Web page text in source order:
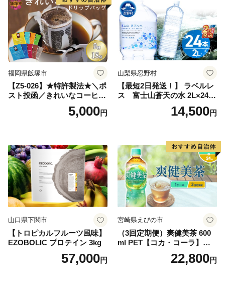
小分け お土産 お取り寄せ グ
ルメ 福岡 九州 福岡県 国産
日本 ふかむし茶 ふかむし 家
庭用 自宅用 ちゃ りょくちゃ
ふかむしちゃ 急須 甘み 川崎
町 送料無料
福岡県飯塚市
【Z5-026】★特許製法★＼ポ
スト投函／きれいなコーヒー
ドリップバッグ9種セット(18
袋)ゆうパケットでお届け！
5,000円
山梨県忍野村
【最短2日発送！】 ラベルレ
ス 富士山蒼天の水 2L×24本
（4ケース）※離島不可 天然
水 ミネラルウォーター 水 ペ
産 シリカ ミネラル 美容 備蓄
防災 長期保存 富士山 山梨県
忍野村
14,500円
山口県下関市
【トロピカルフルーツ風味】
EZOBOLIC プロテイン 3kg
57,000円
宮崎県えびの市
（3回定期便）爽健美茶 600
ml PET【コカ・コーラ】ペ
ットボトル 1ケース(24本) 定
期便 3回(72本) セット お茶
22,800円